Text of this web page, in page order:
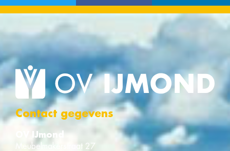
Contact gegevens
OV IJmond
Meubelmakerstraat 27